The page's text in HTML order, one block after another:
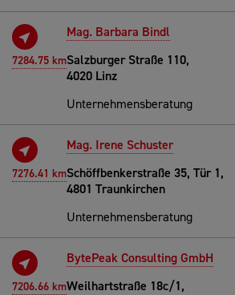
7284.75 km
Mag. Barbara Bindl
Salzburger Straße 110,
4020 Linz
Unternehmensberatung
7276.41 km
Mag. Irene Schuster
Schöffbenkerstraße 35, Tür 1,
4801 Traunkirchen
Unternehmensberatung
7206.66 km
BytePeak Consulting GmbH
Weilhartstraße 18c/1,